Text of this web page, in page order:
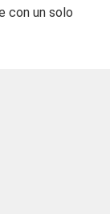
con un solo